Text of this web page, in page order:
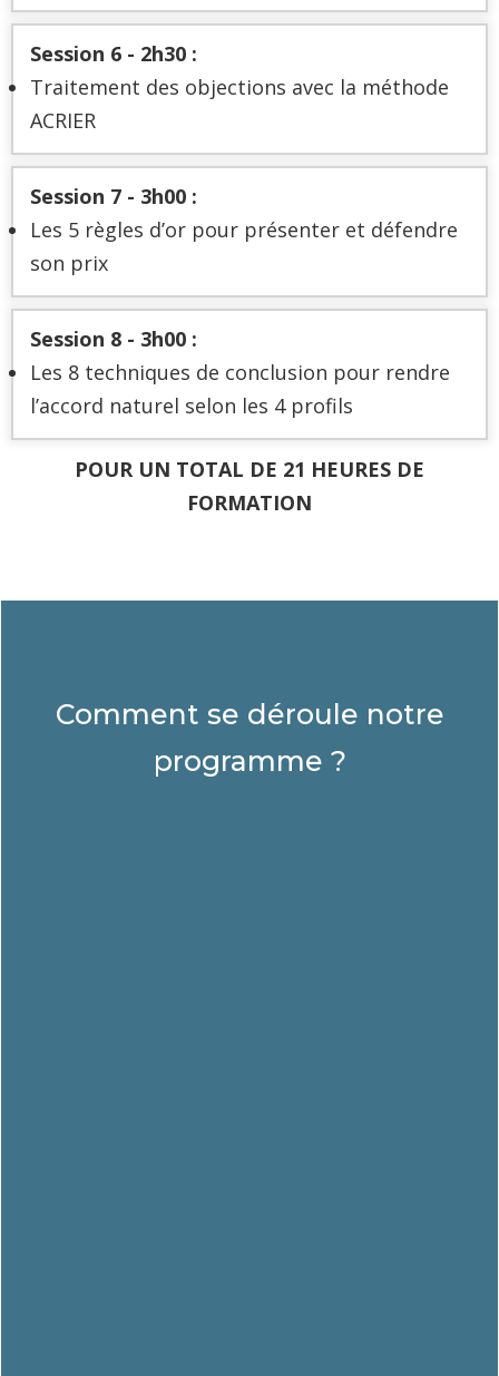
Session 6 - 2h30 :
Traitement des objections avec la méthode
ACRIER
Session 7 - 3h00 :
Les 5 règles d’or pour présenter et défendre
son prix
Session 8 - 3h00 :
Les 8 techniques de conclusion pour rendre
l’accord naturel selon les 4 profils
POUR UN TOTAL DE 21 HEURES DE
FORMATION
Comment se déroule notre
programme ?